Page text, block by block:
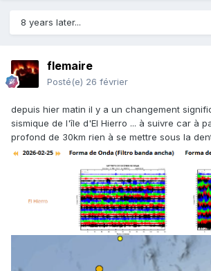
8 years later...
flemaire
Posté(e) 26 février
depuis hier matin il y a un changement
sismique de l'île d'El Hierro ... à suivre car à
profond de 30km rien à se mettre sous la